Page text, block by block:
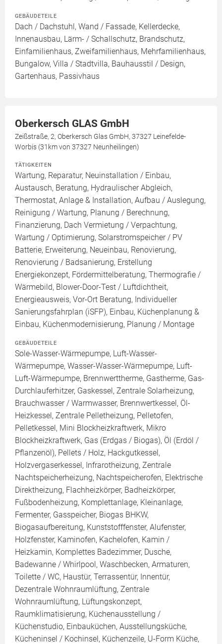
GEBÄUDETEILE
Dach / Dachstuhl, Wand / Fassade, Kellerdecke,
Innenausbau, Lärm- / Schallschutz, Brandschutz,
Einfamilienhaus, Zweifamilienhaus, Mehrfamilienhaus,
Bungalow, Villa / Stadtvilla, Bauhausstil / Design,
Gartenhaus, Passivhaus
Oberkersch GLAS GmbH
Zeißstraße, 2, Oberkersch Glas GmbH, 37327 Leinefelde-
Worbis (31km von 37327 Neunheilingen)
TÄTIGKEITEN
Wartung, Reparatur, Neuinstallation / Einbau,
Austausch, Beratung, Hydraulischer Abgleich,
Thermostat, Anlage & Installation, Aufbau / Auslegung,
Reinigung / Wartung, Planung / Berechnung,
Finanzierung, Dach Vermietung / Verpachtung,
Wartung / Optimierung, Solarstromspeicher / PV
Batterie, Erweiterung, Neueinbau, Renovierung,
Renovierung / Badsanierung, Erstellung
Energiekonzept, Fördermittelberatung, Thermografie /
Wärmebild, Blower-Door-Test / Luftdichtheit,
Energieausweis, Vor-Ort Beratung, Individueller
Sanierungsfahrplan (iSFP), Einbau, Küchenplanung &
Einbau, Küchenmodernisierung, Planung / Montage
GEBÄUDETEILE
Sole-Wasser-Wärmepumpe, Luft-Wasser-
Wärmepumpe, Wasser-Wasser-Wärmepumpe, Luft-
Luft-Wärmepumpe, Brennwerttherme, Gastherme, Gas-
Durchlauferhitzer, Gaskessel, Zentrale Solarheizung,
Brauchwasser / Warmwasser, Brennwertkessel, Öl-
Heizkessel, Zentrale Pelletheizung, Pelletofen,
Pelletkessel, Mini Blockheizkraftwerk, Mikro
Blockheizkraftwerk, Gas (Erdgas / Biogas), Öl (Erdöl /
Pflanzenöl), Pellets / Holz, Hackgutkessel,
Holzvergaserkessel, Infrarotheizung, Zentrale
Nachtspeicherheizung, Nachtspeicherofen, Elektrische
Direktheizung, Flachheizkörper, Badheizkörper,
Fußbodenheizung, Komplettanlage, Kleinanlage,
Fermenter, Gasspeicher, Biogas BHKW,
Biogasaufbereitung, Kunststofffenster, Alufenster,
Holzfenster, Kaminofen, Kachelofen, Kamin /
Heizkamin, Komplettes Badezimmer, Dusche,
Badewanne / Whirlpool, Waschbecken, Armaturen,
Toilette / WC, Haustür, Terrassentür, Innentür,
Dezentrale Wohnraumlüftung, Zentrale
Wohnraumlüftung, Lüftungskonzept,
Raumklimatisierung, Küchenausstellung /
Küchenstudio, Einbauküchen, Ausstellungsküche,
Kücheninsel / Kochinsel, Küchenzeile, U-Form Küche,